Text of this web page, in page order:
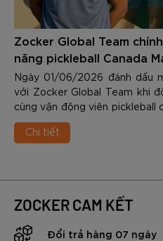
Zocker Global Team
năng pickleball Canada
Ngày 01/06/2026 đánh dấu
với Zocker Global Team khi
cùng vận động viên pickleball
- một trong những tài
pickleball quốc tế hiện nay.
Chi tiết
ZOCKER CAM KẾT
Đổi trả hàng 07 ngày